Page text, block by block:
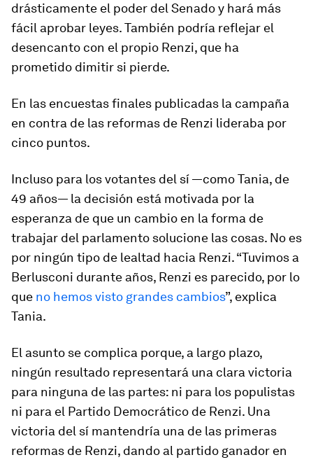
drásticamente el poder del Senado y hará más
fácil aprobar leyes. También podría reflejar el
desencanto con el propio Renzi, que ha
prometido dimitir si pierde.
En las encuestas finales publicadas la campaña
en contra de las reformas de Renzi lideraba por
cinco puntos.
Incluso para los votantes del sí —como Tania, de
49 años— la decisión está motivada por la
esperanza de que un cambio en la forma de
trabajar del parlamento solucione las cosas. No es
por ningún tipo de lealtad hacia Renzi. “Tuvimos a
Berlusconi durante años, Renzi es parecido, por lo
que no hemos visto grandes cambios”, explica
Tania.
El asunto se complica porque, a largo plazo,
ningún resultado representará una clara victoria
para ninguna de las partes: ni para los populistas
ni para el Partido Democrático de Renzi. Una
victoria del sí mantendría una de las primeras
reformas de Renzi, dando al partido ganador en